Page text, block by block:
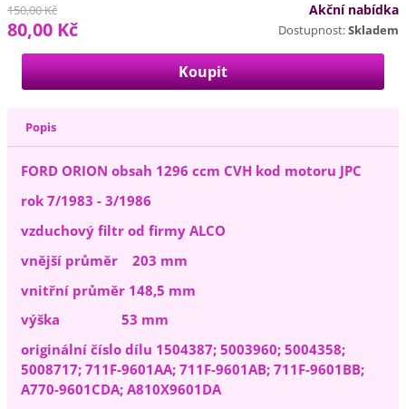
Akční nabídka
Dostupnost:Skladem
150,00 Kč
80,00 Kč
Popis
FORD ORION obsah 1296 ccm CVH kod motoru JPC
rok 7/1983 - 3/1986
vzduchový filtr od firmy ALCO
vnější průměr 203 mm
vnitřní průměr 148,5 mm
výška 53 mm
originální číslo dílu 1504387; 5003960; 5004358;
5008717; 711F-9601AA; 711F-9601AB; 711F-9601BB;
A770-9601CDA; A810X9601DA